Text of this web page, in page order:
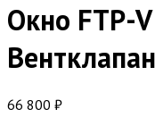
Окно FTP-
66 800 ₽